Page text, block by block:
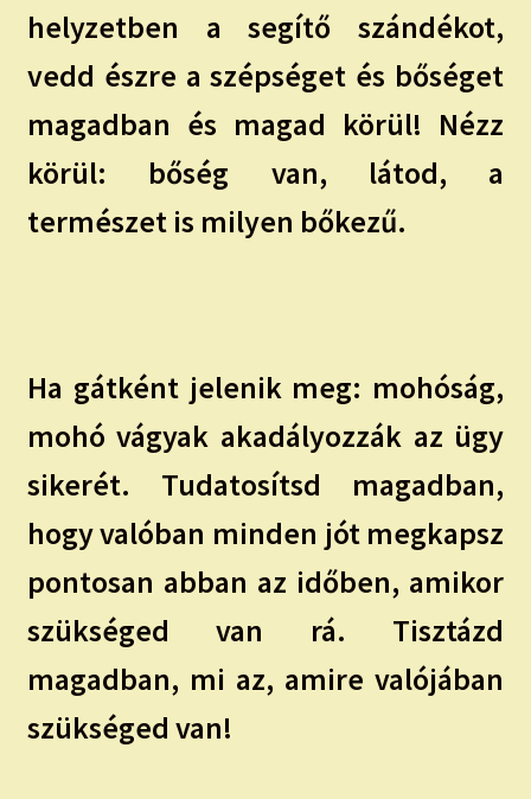
helyzetben a segítő szándékot,
vedd észre a szépséget és bőséget
magadban és magad körül! Nézz
körül: bőség van, látod, a
természet is milyen bőkezű.
Ha gátként jelenik meg: mohóság,
mohó vágyak akadályozzák az ügy
sikerét. Tudatosítsd magadban,
hogy valóban minden jót megkapsz
pontosan abban az időben, amikor
szükséged van rá. Tisztázd
magadban, mi az, amire valójában
szükséged van!